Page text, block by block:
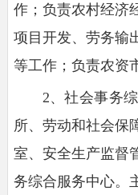
作；负责农村经济
项目开发、劳务输
等工作；负责农资
2、社会事务
所、劳动和社会保
室、 安全生产监督
务综合服务中心。